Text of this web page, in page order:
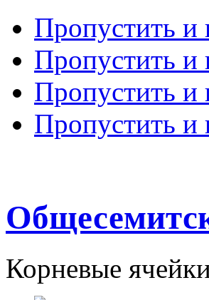
Пропустить и
Пропустить и
Пропустить и
Пропустить и
Корневые